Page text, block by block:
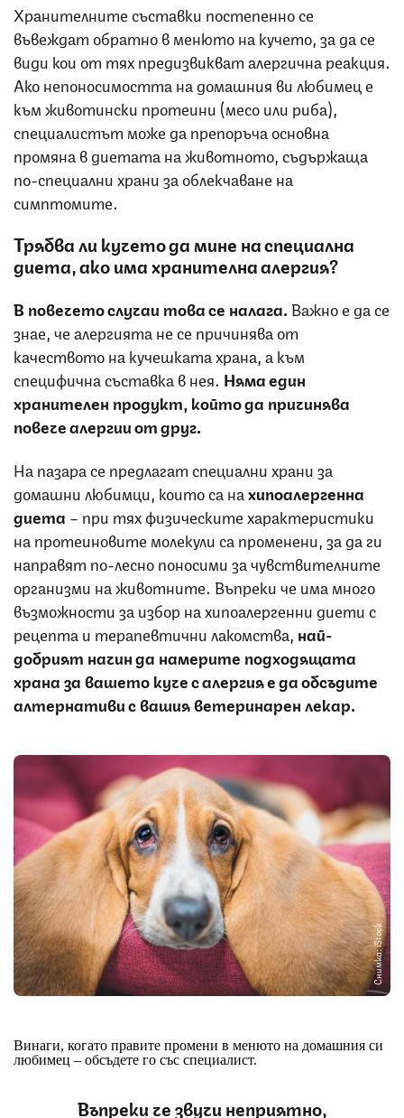
Хранителните съставки постепенно се
въвеждат обратно в менюто на кучето, за да се
види кои от тях предизвикват алергична реакция.
Ако непоносимостта на домашния ви любимец е
към животински протеини (месо или риба),
специалистът може да препоръча основна
промяна в диетата на животното, съдържаща
по-специални храни за облекчаване на
симптомите.
Трябва ли кучето да мине на специална
диета, ако има хранителна алергия?
В повечето случаи това се налага. Важно е да се
знае, че алергията не се причинява от
качеството на кучешката храна, а към
специфична съставка в нея. Няма един
хранителен продукт, който да причинява
повече алергии от друг.
На пазара се предлагат специални храни за
домашни любимци, които са нахипоалергенна
диета – при тях физическите характеристики
на протеиновите молекули са променени, за да ги
направят по-лесно поносими за чувствителните
организми на животните. Въпреки че има много
възможности за избор на хипоалергенни диети с
рецепта и терапевтични лакомства, най-
добрият начин да намерите подходящата
храна за вашето куче с алергия е да обсъдите
алтернативи с вашия ветеринарен лекар.
Снимка: iStock
Винаги, когато правите промени в менюто на домашния си
любимец – обсъдете го със специалист.
Въпреки че звучи неприятно,